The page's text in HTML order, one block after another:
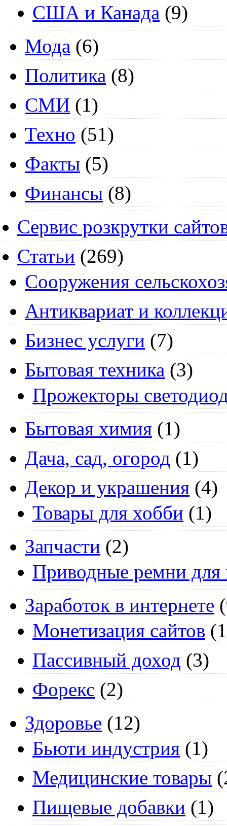
США и Канада (9)
Мода (6)
Политика (8)
СМИ (1)
Техно (51)
Факты (5)
Финансы (8)
Сервис розкрутки
Статьи (269)
Cооружения
Антиквариат и
Бизнес услуги (7)
Бытовая техника (3)
Прожекторы
Бытовая химия (1)
Дача, сад, огород (1)
Декор и украшения (4)
Товары для хобби (1)
Запчасти (2)
Приводные ремни для
Заработок в интернете
Монетизация сайтов
Пассивный доход (3)
Форекс (2)
Здоровье (12)
Бьюти индустрия (1)
Медицинские товары
Пищевые добавки (1)